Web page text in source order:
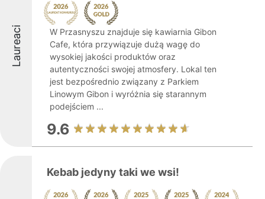
Laureaci
W Przasnyszu znajduje się kawiarnia Gibon
Cafe, która przywiązuje dużą wagę do
wysokiej jakości produktów oraz
autentyczności swojej atmosfery. Lokal ten
jest bezpośrednio związany z Parkiem
Linowym Gibon i wyróżnia się starannym
podejściem ...
9.6
Kebab jedyny taki we wsi!